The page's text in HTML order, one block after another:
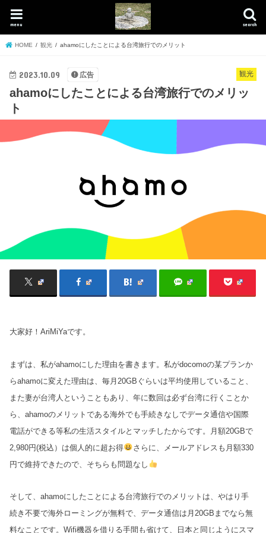
search
menu
HOME 観光 ahamoにしたことによる台湾旅行でのメリット
観光
2023.10.09 広告
ahamoにしたことによる台湾旅行でのメリッ
ト
大家好！AriMiYaです。
まずは、私がahamoにした理由を書きます。私がdocomoの某プランか
らahamoに変えた理由は、毎月20GBぐらいは平均使用していること、
また妻が台湾人ということもあり、年に数回は必ず台湾に行くことか
ら、ahamoのメリットである海外でも手続きなしでデータ通信や国際
電話ができる等私の生活スタイルとマッチしたからです。月額20GBで
2,980円(税込）は個人的に超お得
さらに、メールアドレスも月額330
円で維持できたので、そちらも問題なし
そして、ahamoにしたことによる台湾旅行でのメリットは、やはり手
続き不要で海外ローミングが無料で、データ通信は月20GBまでなら無
料なことです。Wifi機器を借りる手間も省けて、日本と同じようにスマ